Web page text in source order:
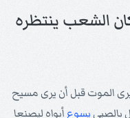
الشعب ينتظره
يرى الموت قبل أن يرى مسيح
بالصبي يسوع أبواه ليصنعا